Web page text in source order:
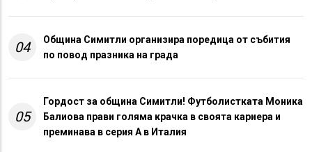
04
Община Симитли организира поредица от събития
по повод празника на града
05
Гордост за община Симитли! Футболистката Моника
Балиова прави голяма крачка в своята кариера и
преминава в серия А в Италия